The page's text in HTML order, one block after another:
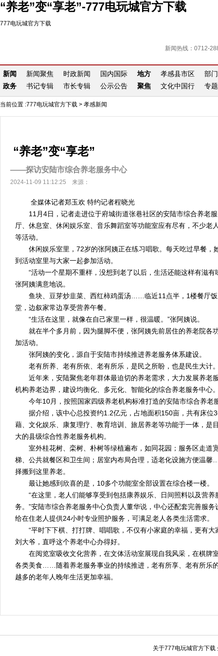
“养老”变“享老”-777电玩城官方下载
777电玩城官方下载
新闻热线：0712-
新闻 新闻聚焦 时政新闻 国内国际 地方 孝感县市区
部门
政务
书记专辑 市长专辑 公示公告 聚焦 文化中国行 专题
当前位置 :777电玩城官方下载 > 孝感新闻
“养老”变“享老”
——探访安陆市综合养老服务中心
2024-11-09 11:12:25 来源：
全媒体记者郑玉欢 特约记者程晓光
11月4日，记者走进位于府城街道张巷社区的安陆市综合养老服
厅、休息室、休闲娱乐室、音乐舞蹈室等功能室应有尽有，不少老
等活动。
休闲娱乐室里，72岁的张阿姨正在练习唱歌。每天吃过早餐，
到活动室里与大家一起参加活动。
“活动一个星期不重样，没想到老了以后，生活还能这样有滋有
张阿姨满意地说。
鱼块、豆芽炒韭菜、西红柿鸡蛋汤……临近11点半，1楼餐厅饭
堂，边叙家常边享受营养午餐。
“生活在这里，就像在自己家里一样，很温暖。”张阿姨说。
就在半个多月前，因为腿脚不便，张阿姨先前居住的养老院各
加活动。
张阿姨的变化，源自于安陆市持续推进养老服务体系建设。
老有所养、老有所依、老有所乐，是民之所盼，也是民生大计
近年来，安陆聚焦老年群体最迫切的养老需求，大力发展养老
机构养老边界，建设均衡化、多元化、智能化的综合养老服务中心
今年10月，按照国家四级养老机构标准打造的安陆市综合养老
据介绍，该中心总投资约1.2亿元，占地面积150亩，共有床位
藉、文化娱乐、康复理疗、教育培训、旅居养老等功能于一体，是
大的县级综合性养老服务机构。
室外桂花树、栾树、朴树等绿植遍布，如同花园；服务区走道
梯、公共就餐区和卫生间；居室内布局合理，适老化设施方便温
择搬到这里养老。
最让她感到欣喜的是，10多个功能室全部设置在综合楼一楼。
“在这里，老人们能够享受到包括康养娱乐、日间照料以及营养
务。”安陆市综合养老服务中心负责人董华说，中心还配套完善服
给在住老人提供24小时专业照护服务，可满足老人各类生活需求。
“平时下下棋、打打牌、唱唱歌，不仅有小家庭的幸福，更有大
刘大爷，直呼这个养老中心办得好。
在阅览室吸收文化营养，在文体活动室展现自我风采，在棋牌
各类美食……随着养老服务事业的持续推进，老有所享、老有所乐
越多的老年人晚年生活更加幸福。
关于777电玩城官方下载